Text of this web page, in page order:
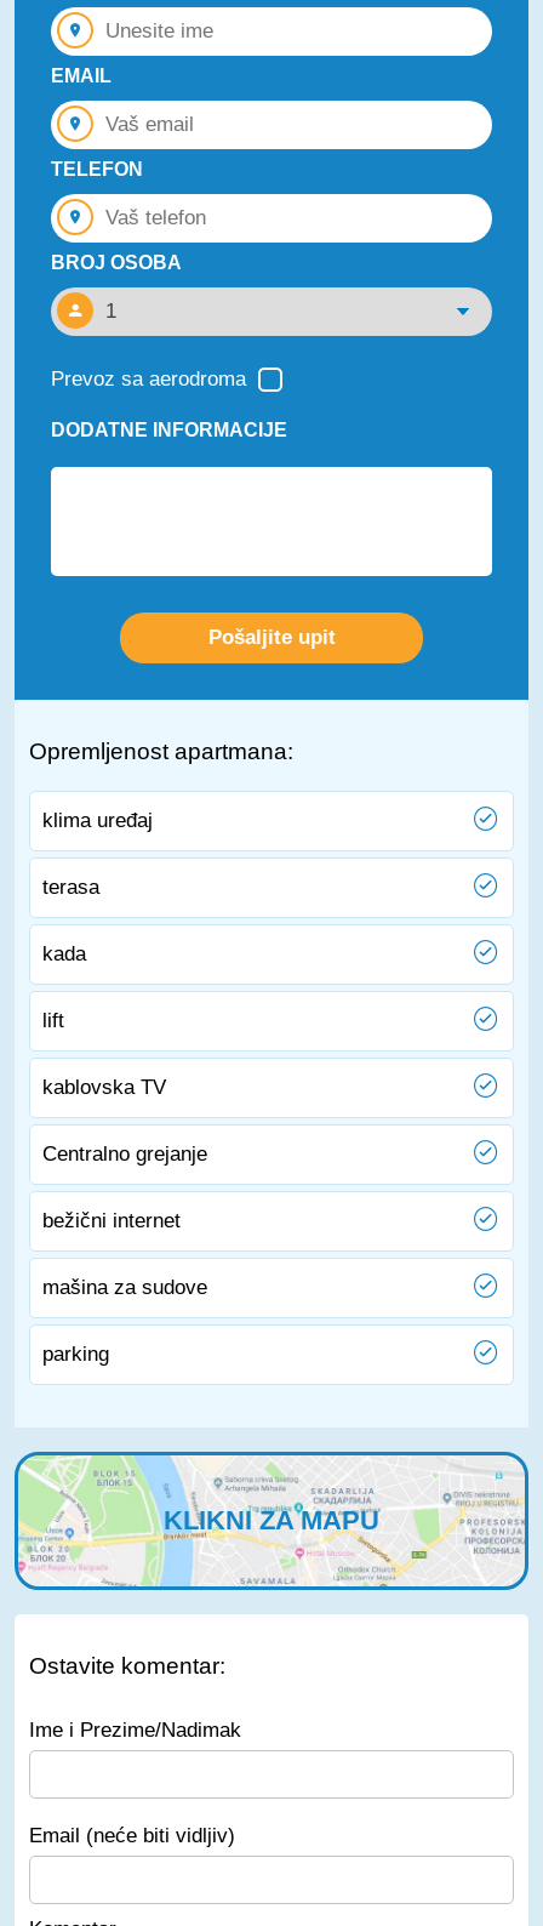
EMAIL
TELEFON
BROJ OSOBA
Prevoz sa aerodroma
DODATNE INFORMACIJE
Opremljenost apartmana:
klima uređaj
terasa
kada
lift
kablovska TV
Centralno grejanje
bežični internet
mašina za sudove
parking
KLIKNI ZA MAPU
Ostavite komentar:
Ime i Prezime/Nadimak
Email (neće biti vidljiv)